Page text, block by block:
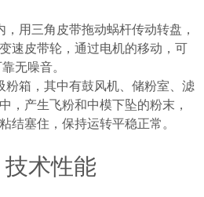
，用三角皮带拖动蜗杆传动转盘，
速皮带轮，通过电机的移动，可
无噪音。
粉箱，其中有鼓风机、储粉室、滤
，产生飞粉和中模下坠的粉末，
结塞住，保持运转平稳正常。
技术性能